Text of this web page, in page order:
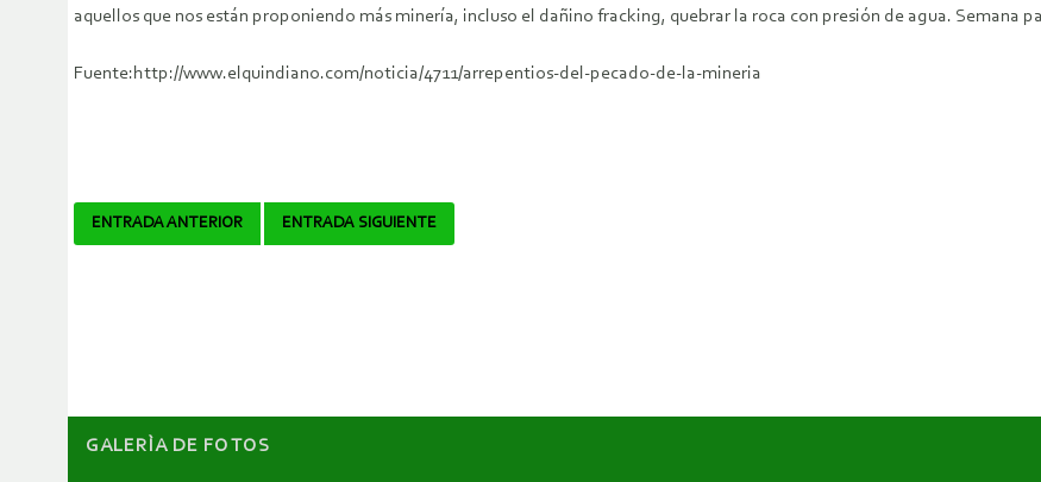
aquellos que nos están proponiendo más minería, incluso el dañino fracking, quebrar la roca con presión de agua. Semana
Fuente:http://www.elquindiano.com/noticia/4711/arrepentios-del-pecado-de-la-mineria
Navegador
ENTRADA ANTERIOR ENTRADA SIGUIENTE
GALERÌA DE FOTOS